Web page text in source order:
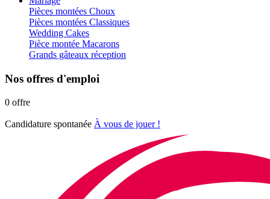
Pièces montées Choux
Pièces montées Classiques
Wedding Cakes
Pièce montée Macarons
Grands gâteaux réception
Nos offres d'emploi
0 offre
Candidature spontanée À vous de jouer !